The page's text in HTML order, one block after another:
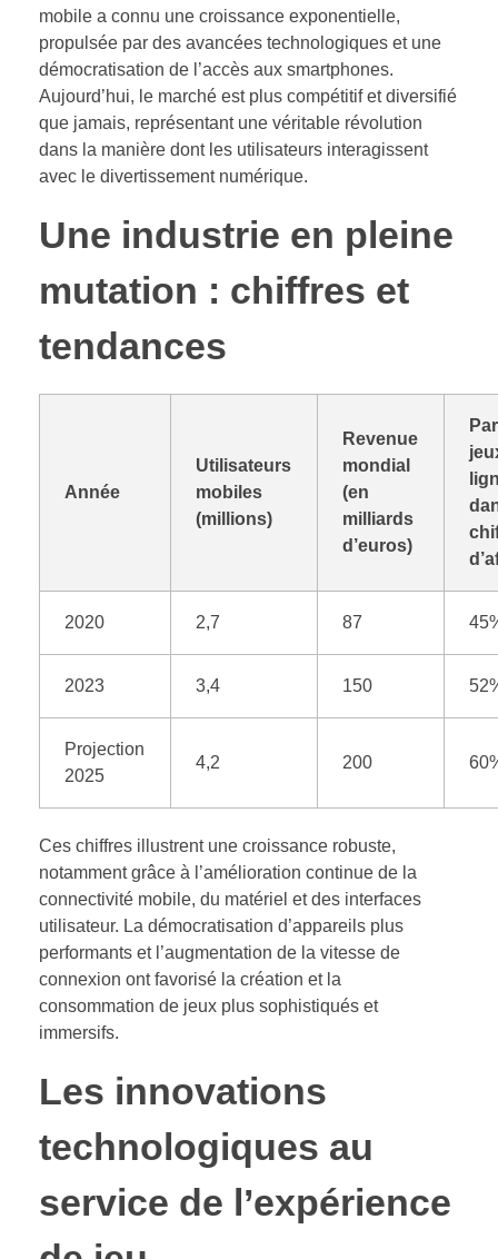
Voice Recorder
Work Services
mobile a connu une croissance exponentielle,
propulsée par des avancées technologiques et une
démocratisation de l’accès aux smartphones.
Aujourd’hui, le marché est plus compétitif et diversifié
que jamais, représentant une véritable révolution
dans la manière dont les utilisateurs interagissent
avec le divertissement numérique.
Une industrie en pleine
mutation : chiffres et
tendances
Année
Utilisateurs
mobiles
(millions)
Revenue
mondial
(en
milliards
d’euros)
2020 2,7 87
2023 3,4 150
Projection
2025
4,2 200
Ces chiffres illustrent une croissance robuste,
notamment grâce à l’amélioration continue de la
connectivité mobile, du matériel et des interfaces
utilisateur. La démocratisation d’appareils plus
performants et l’augmentation de la vitesse de
connexion ont favorisé la création et la
consommation de jeux plus sophistiqués et
immersifs.
Les innovations
technologiques au
service de l’expérience